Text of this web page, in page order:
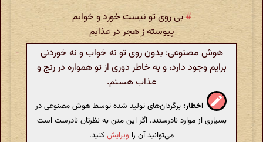
#بی روی تو نیست خورد و خوابم
پیوسته ز هجر در عذابم
هوش مصنوعی: بدون روی تو نه خواب و نه خوردنی
برایم وجود دارد، و به خاطر دوری از تو همواره در رنج و
عذاب هستم.
اخطار: برگردان‌های تولید شده توسط هوش مصنوعی در
بسیاری از موارد نادرستند. اگر این متن به نظرتان نادرست است
می‌توانید آن را ویرایشکنید.